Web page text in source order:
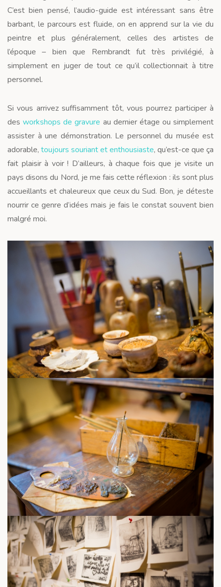
C’est bien pensé, l’audio-guide est intéressant sans être
barbant, le parcours est fluide, on en apprend sur la vie du
peintre et plus généralement, celles des artistes de
l’époque – bien que Rembrandt fut très privilégié, à
simplement en juger de tout ce qu’il collectionnait à titre
personnel.
Si vous arrivez suffisamment tôt, vous pourrez participer à
desworkshops de gravure au dernier étage ou simplement
assister à une démonstration. Le personnel du musée est
adorable, toujours souriant et enthousiaste, qu’est-ce que ça
fait plaisir à voir ! D’ailleurs, à chaque fois que je visite un
pays disons du Nord, je me fais cette réflexion : ils sont plus
accueillants et chaleureux que ceux du Sud. Bon, je déteste
nourrir ce genre d’idées mais je fais le constat souvent bien
malgré moi.